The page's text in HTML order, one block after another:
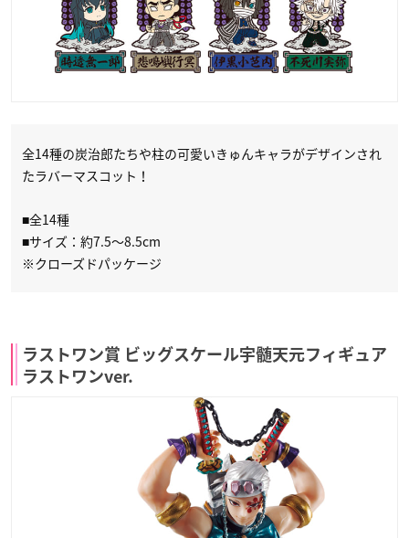
全14種の炭治郎たちや柱の可愛いきゅんキャラがデザインされ
たラバーマスコット！
■全14種
■サイズ：約7.5～8.5cm
※クローズドパッケージ
ラストワン賞 ビッグスケール宇髄天元フィギュア
ラストワンver.